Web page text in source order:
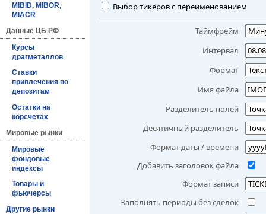
MIBID, MIBOR,
MIACR
Данные ЦБ РФ
Курсы
драгметаллов
Ставки
привлечения по
депозитам
Остатки на
корсчетах
Мировые рынки
Мировые
фондовые
индексы
Товары и
фьючерсы
Другие рынки
Выбор тикеров с переименованием
Таймфрейм
Интервал
Формат
Имя файла
Разделитель полей
Десятичный разделитель
Формат даты / времени
Добавить заголовок файла
Формат записи
Заполнять периоды без сделок